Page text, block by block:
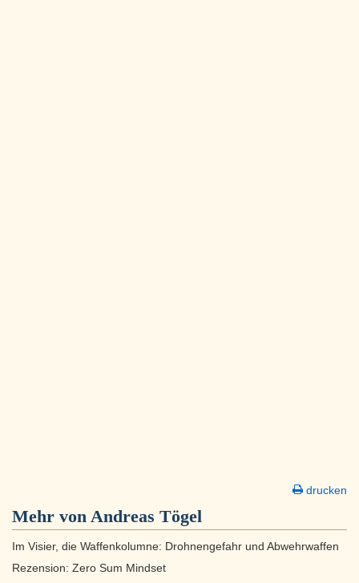
drucken
Mehr von Andreas Tögel
Im Visier, die Waffenkolumne: Drohnengefahr und Abwehrwaffen
Rezension: Zero Sum Mindset